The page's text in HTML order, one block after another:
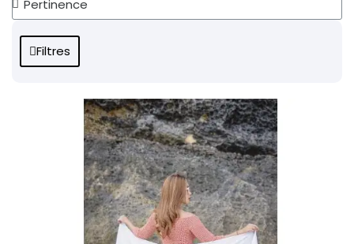
Filtres